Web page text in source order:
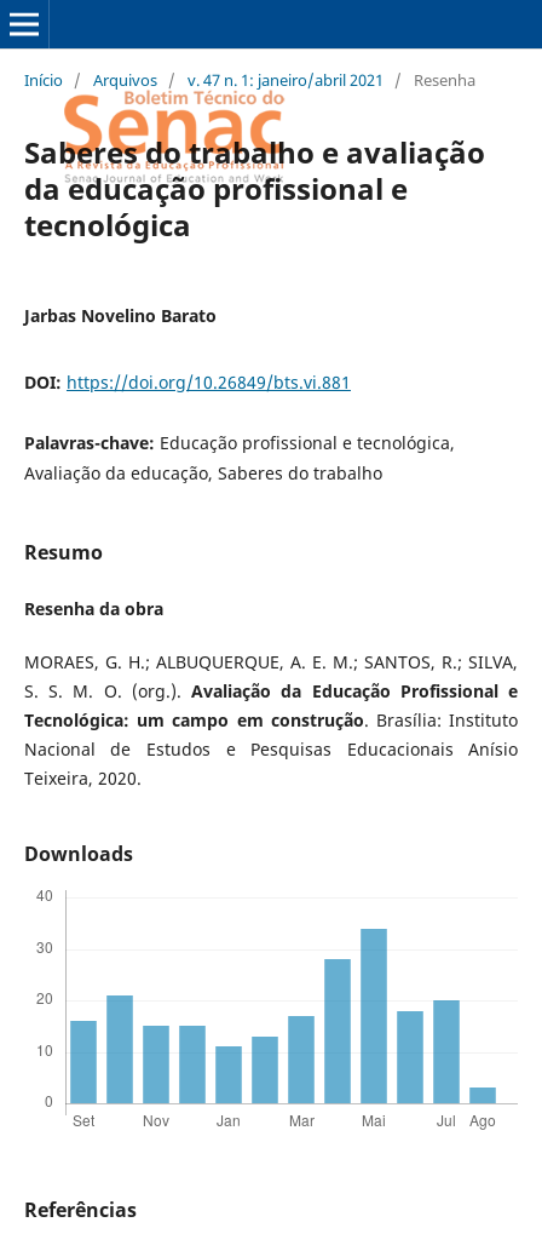
Início / Arquivos / v. 47 n. 1: janeiro/abril 2021 / Resenha
Saberes do trabalho e avaliação
da educação profissional e
tecnológica
Jarbas Novelino Barato
DOI: https://doi.org/10.26849/bts.vi.881
Palavras-chave: Educação profissional e tecnológica,
Avaliação da educação, Saberes do trabalho
Resumo
Resenha da obra
MORAES, G. H.; ALBUQUERQUE, A. E. M.; SANTOS, R.; SILVA,
S. S. M. O. (org.).Avaliação da Educação Profissional e
Tecnológica: um campo em construção. Brasília: Instituto
Nacional de Estudos e Pesquisas Educacionais Anísio
Teixeira, 2020.
Downloads
Referências